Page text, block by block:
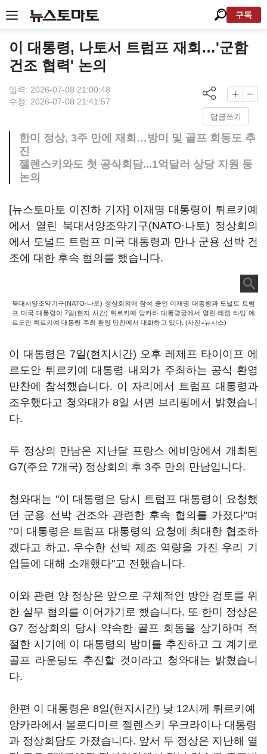
구독
이 대통령, 나토서 트럼프 재회…'군함
건조 협력' 논의
입력: 2026-07-08 21:00:48
수정: 2026-07-08 21:41:57
답글쓰기
한미 정상, 3주 만에 재회…방미 및 골프 회동도 추
진
젤렌스키와도 첫 공식회담...1억달러 상당 지원 등
논의
[뉴스토마토 이진하 기자] 이재명 대통령이 튀르키예
에서 열린 북대서양조약기구(NATO·나토) 정상회의
에서 도널드 트럼프 미국 대통령과 만나 군용 선박 건
조에 대한 후속 협의를 했습니다.
북대서양조약기구(NATO·나토) 정상회의에 참석 중인 이재명 대통령과 도널트 트럼
프 미국 대통령이 7일(현지 시간) 튀르키예 앙카라 대통령궁에서 열린 레젭 타입 에
르도안 튀르키예 대통령 주최 환영 만찬에서 대화하고 있다. (사진=뉴시스)
이 대통령은 7일(현지시간) 오후 레제프 타이이프 에
르도안 튀르키예 대통령 내외가 주최하는 공식 환영
만찬에 참석했습니다. 이 자리에서 트럼프 대통령과
조우했다고 청와대가 8일 서면 브리핑에서 밝혔습니
다.
두 정상의 만남은 지난달 프랑스 에비앙에서 개최된
G7(주요 7개국) 정상회의 후 3주 만의 만남입니다.
청와대는 "이 대통령은 당시 트럼프 대통령이 요청했
던 군용 선박 건조와 관련한 후속 협의를 가졌다"며
"이 대통령은 트럼프 대통령의 요청에 최대한 협조하
겠다고 하고, 우수한 선박 제조 역량을 가진 우리 기
업들에 대해 소개했다"고 전했습니다.
이와 관련 양 정상은 앞으로 구체적인 방안 검토를 위
한 실무 협의를 이어가기로 했습니다. 또 한미 정상은
G7 정상회의 당시 약속한 골프 회동을 상기하며 적
절한 시기에 이 대통령의 방미를 추진하고 그 계기로
골프 라운딩도 추진할 것이라고 청와대는 밝혔습니
다.
한편 이 대통령은 8일(현지시간) 낮 12시께 튀르키예
앙카라에서 볼로디미르 젤렌스키 우크라이나 대통령
과 정상회담도 가졌습니다. 앞서 두 정상은 지난해 열